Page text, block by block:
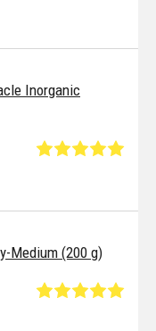
Inorganic
Medium (200 g)